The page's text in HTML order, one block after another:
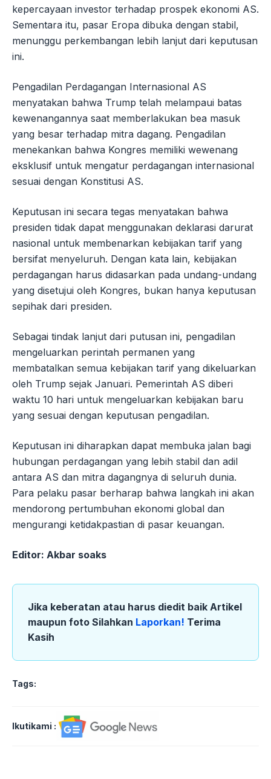
kepercayaan investor terhadap prospek ekonomi AS.
Sementara itu, pasar Eropa dibuka dengan stabil,
menunggu perkembangan lebih lanjut dari keputusan
ini.
Pengadilan Perdagangan Internasional AS
menyatakan bahwa Trump telah melampaui batas
kewenangannya saat memberlakukan bea masuk
yang besar terhadap mitra dagang. Pengadilan
menekankan bahwa Kongres memiliki wewenang
eksklusif untuk mengatur perdagangan internasional
sesuai dengan Konstitusi AS.
Keputusan ini secara tegas menyatakan bahwa
presiden tidak dapat menggunakan deklarasi darurat
nasional untuk membenarkan kebijakan tarif yang
bersifat menyeluruh. Dengan kata lain, kebijakan
perdagangan harus didasarkan pada undang-undang
yang disetujui oleh Kongres, bukan hanya keputusan
sepihak dari presiden.
Sebagai tindak lanjut dari putusan ini, pengadilan
mengeluarkan perintah permanen yang
membatalkan semua kebijakan tarif yang dikeluarkan
oleh Trump sejak Januari. Pemerintah AS diberi
waktu 10 hari untuk mengeluarkan kebijakan baru
yang sesuai dengan keputusan pengadilan.
Keputusan ini diharapkan dapat membuka jalan bagi
hubungan perdagangan yang lebih stabil dan adil
antara AS dan mitra dagangnya di seluruh dunia.
Para pelaku pasar berharap bahwa langkah ini akan
mendorong pertumbuhan ekonomi global dan
mengurangi ketidakpastian di pasar keuangan.
Editor: Akbar soaks
Jika keberatan atau harus diedit baik Artikel
maupun foto Silahkan Laporkan! Terima
Kasih
Tags:
Ikutikami :